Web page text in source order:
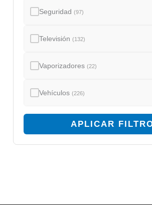
Seguridad(97)
Televisión(132)
Vaporizadores(22)
Vehículos(226)
APLICAR